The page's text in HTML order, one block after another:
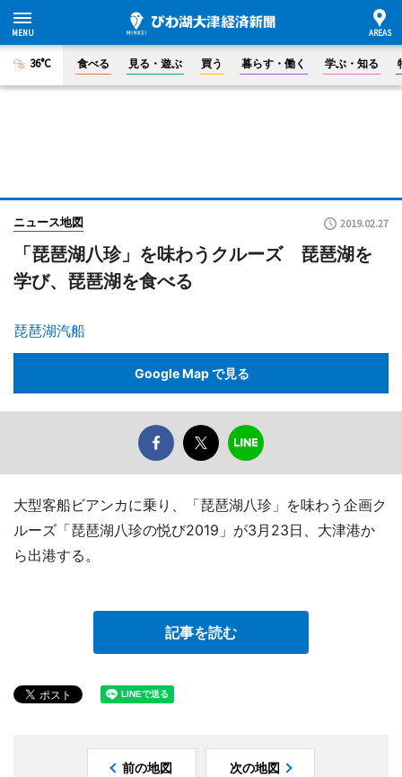
36°C 食べる 見る・遊ぶ 買う 暮らす・働く 学ぶ・知る
ニュース地図 2019.02.27
「琵琶湖八珍」を味わうクルーズ 琵琶湖を
学び、琵琶湖を食べる
琵琶湖汽船
Google Map で見る
大型客船ビアンカに乗り、「琵琶湖八珍」を味わう企画ク
ルーズ「琵琶湖八珍の悦び2019」が3月23日、大津港か
ら出港する。
記事を読む
前の地図 次の地図